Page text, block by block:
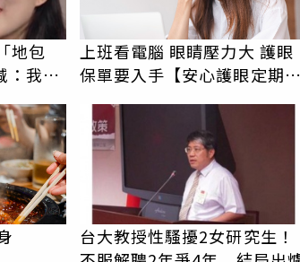
地包
我喜
上班看電腦 眼睛壓力大 護眼
保單要入手【安心護眼定期
台大教授性騷擾2女研究生！